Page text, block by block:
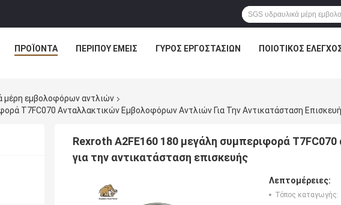
ΠΡΟΪΌΝΤΑ ΠΕΡΊΠΟΥ ΕΜΕΊΣ ΓΎΡΟΣ ΕΡΓΟΣΤΑΣΊΩΝ ΠΟΙΟΤΙΚΌΣ
μέρη εμβολοφόρων αντλιών
T7FC070 Ανταλλακτικών Εμβολοφόρων Αντλιών Για Την Αντικατάσταση
Rexroth A2FE160 180 μεγάλη συμπεριφορά
για την αντικατάσταση επισκευής
Λεπτομέρειες:
Τόπος καταγωγής: